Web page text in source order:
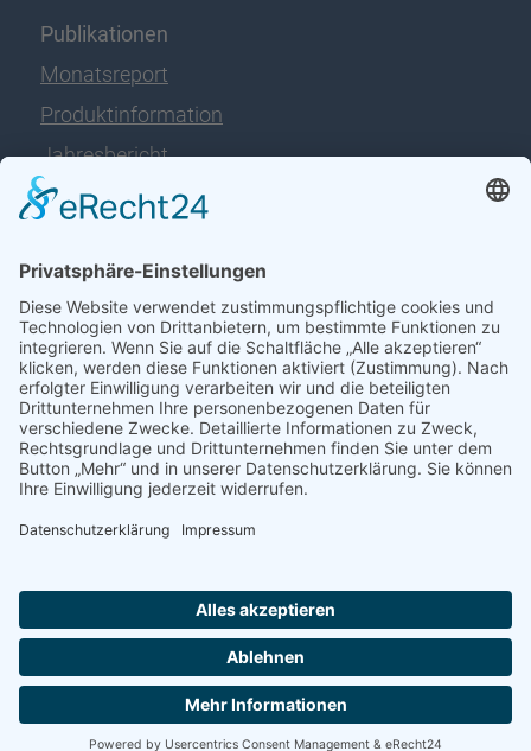
Publikationen
Monatsreport
Produktinformation
Jahresbericht
Impressum
Datenschutz
Disclaimer
Immer auf dem Laufenden